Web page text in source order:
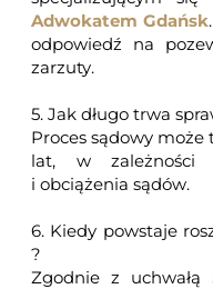
Adwokatem Gdańsk
odpowiedź na
zarzuty.
5. Jak długo trwa
Proces sądowy
lat, w zależności
i obciążenia sądów.
6. Kiedy powstaje
?
Zgodnie z